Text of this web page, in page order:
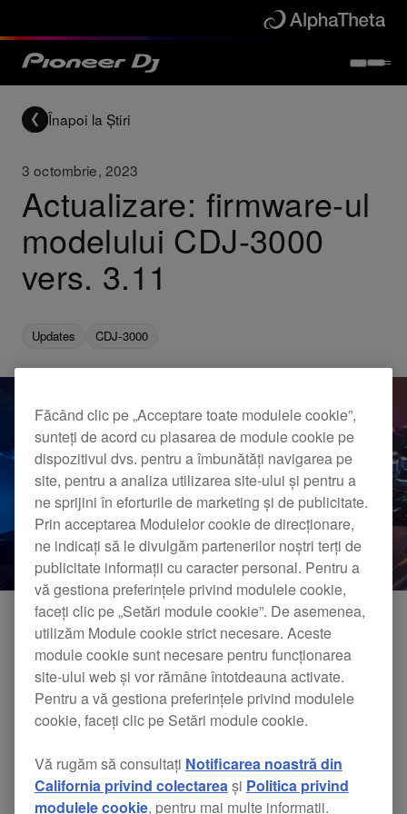
Înapoi la Știri
3 octombrie, 2023
Actualizare: firmware-ul
modelului CDJ-3000
vers. 3.11
Updates CDJ-3000
O nouă actualizare de firmware pentru modelul
CDJ-3000 este acum disponibilă. Actualizarea
include următoarele modificări:
[NOU]
Făcând clic pe „Acceptare toate modulele cookie”,
sunteți de acord cu plasarea de module cookie pe
dispozitivul dvs. pentru a îmbunătăți navigarea pe
site, pentru a analiza utilizarea site-ului și pentru a
ne sprijini în eforturile de marketing și de publicitate.
Prin acceptarea Modulelor cookie de direcționare,
ne indicați să le divulgăm partenerilor noștri terți de
publicitate informații cu caracter personal. Pentru a
vă gestiona preferințele privind modulele cookie,
faceți clic pe „Setări module cookie”. De asemenea,
utilizăm Module cookie strict necesare. Aceste
module cookie sunt necesare pentru funcționarea
site-ului web și vor rămâne întotdeauna activate.
Pentru a vă gestiona preferințele privind modulele
cookie, faceți clic pe Setări module cookie.
Vă rugăm să consultați Notificarea noastră din
California privind colectareași Politica privind
modulele cookie, pentru mai multe informații.